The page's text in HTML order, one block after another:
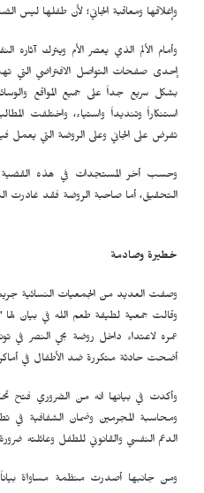
وإغلاقها ومعاقبة الجاني؛ لأن طفلها ليس
وأمام الألم الذي يعصر الأم ويترك
إحدى صفحات التواصل الافتراضي التي تهتم
بشكل سريع جداً على جميع المواقع
استنكاراً وتنديداً واستياء، واختلفت
تفرض على الجاني وعلى الروضة التي يعمل
وحسب أخر المستجدات في هذه القضية
التحقيق، أما صاحبة الروضة فقد غادرت
خطيرة وصادمة
وصفت العديد من الجمعيات النسائية
وقالت جمعية لطيفة طعم الله في بيان
عمره لاعتداء داخل روضة بحي النصر في
أضحت حادثة متكررة ضد الأطفال في أماكن
وأكدت في بيانها انه من الضروري فتح
ومحاسبة المجرمين وضمان الشفافية في
الدعم النفسي والقانوني للطفل وعائلته
ومن جانبها أصدرت منظمة مساواة